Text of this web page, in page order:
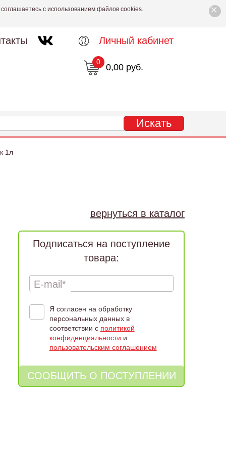
×
с использованием файлов cookies.
Личный кабинет
0,00 руб.
0
1л
вернуться в каталог
Подписаться на поступление
товара:
E-mail*
Я согласен на обработку
персональных данных в
соответствии с политикой
конфиденциальности и
пользовательским соглашением